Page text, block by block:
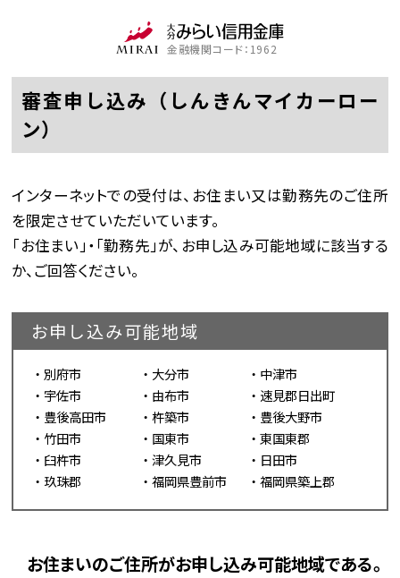
金融機関コード：1962
審査申し込み（しんきんマイカーロー
ン）
インターネットでの受付は、お住まい又は勤務先のご住所
を限定させていただいています。
「お住まい」・「勤務先」が、お申し込み可能地域に該当する
か、ご回答ください。
お申し込み可能地域
別府市 大分市
中津市
宇佐市
由布市
速見郡日出町
豊後高田市
杵築市
豊後大野市
竹田市
国東市
東国東郡
臼杵市
津久見市
日田市
玖珠郡
福岡県豊前市 福岡県築上郡
お住まいのご住所がお申し込み可能地域である。